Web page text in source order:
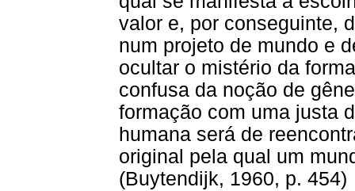
valor e, por conseguinte,
num projeto de mundo e
ocultar o mistério da
confusa da noção de
formação com uma justa
humana será de
original pela qual um
(Buytendijk, 1960, p. 454)